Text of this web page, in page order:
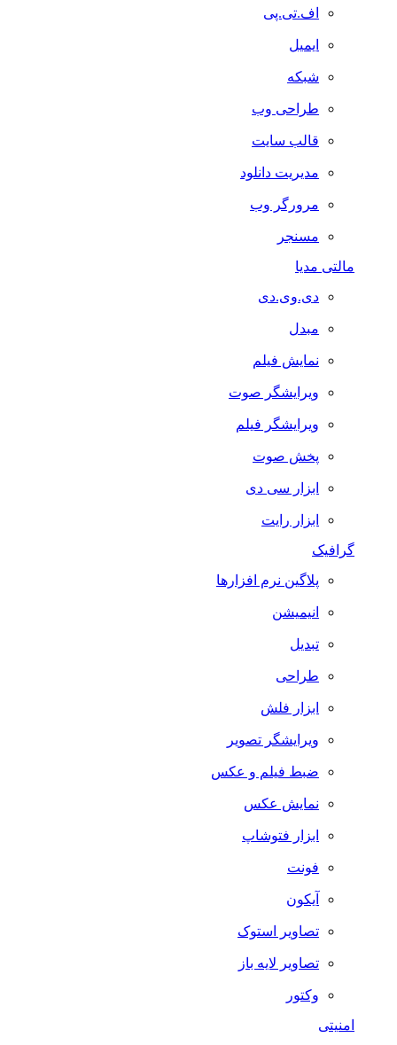
اف.تی.پی
ایمیل
شبکه
طراحی وب
قالب سایت
مدیریت دانلود
مرورگر وب
مسنجر
مالتی مدیا
دی.وی.دی
مبدل
نمایش فیلم
ویرایشگر صوت
ویرایشگر فیلم
پخش صوت
ابزار سی دی
ابزار رایت
گرافیک
پلاگین نرم افزارها
انیمیشن
تبدیل
طراحی
ابزار فلش
ویرایشگر تصویر
ضبط فيلم و عكس
نمایش عکس
ابزار فتوشاپ
فونت
آیکون
تصاویر استوک
تصاویر لایه باز
وکتور